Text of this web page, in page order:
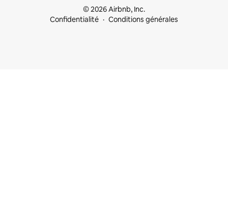
© 2026 Airbnb, Inc.
Confidentialité
Conditions générales